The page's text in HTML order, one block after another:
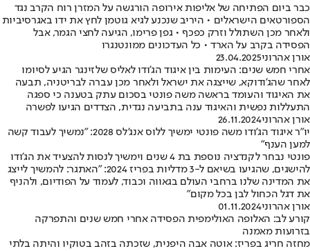
כבר ביום הפתיחה של אליפות אירופה הורגשה על המזרן רוח הקרב נגד
הספורטאים הישראלים • היריב שנכנע לגיא גוטמן לחץ את ידו באגרסיביות
ולאחר מכן השתולל וזרק כפכף • גפן פרימו, הגיעה לחצי הגמר, אבל
הפסידה בקרב על הארד • כל העדכונים ממונטנגרו
אורן אהרוני23.04.2025
אחרי חמש שנים: העימות בין איגוד הג'ודו לאליס שלזינגר הגיע לסיומו
לאחר שהג'ודוקא, שייצגה את ישראל ולאחר מכן עברה לבריטניה, תבעה
את האיגוד והעומד בראשה משה פונטי בסכום עתק בטענה כי ספגה
התעללות נפשית והאיגוד ענה בתביעה נגדית, הצדדים הגיעו לפשרה
אורן אהרוני26.11.2024
יו"ר איגוד הג'ודו משה פונטי ימשיך ללוס אנג'לס 2028: "נמשיך לעבוד קשה
למען הענף"
פונטי נבחר לקנדציה נוספת בת 4 שנים וימשיך לנסות להצעיד את הג'ודו
להישגים, שהגיעו בשיאם ל-3 מדליות בפריז 2024: "האתגר: להמשיך לייצג
את המדינה שלנו ברחבי העולם בגאווה וכבוד, לעמוד על הפודיום, ולהניף
את דגל הכחול לבן בכל מקום"
אורן אהרוני01.11.2024
קורע לב: האלופה האולימפית הפסידה אחרי חמש שנים והתפרקה
בזרועות מאמנה
מחזה חריג בפריז: אוטה אבה היפנית, שזכתה בזהב בטוקיו והיתה בלתי